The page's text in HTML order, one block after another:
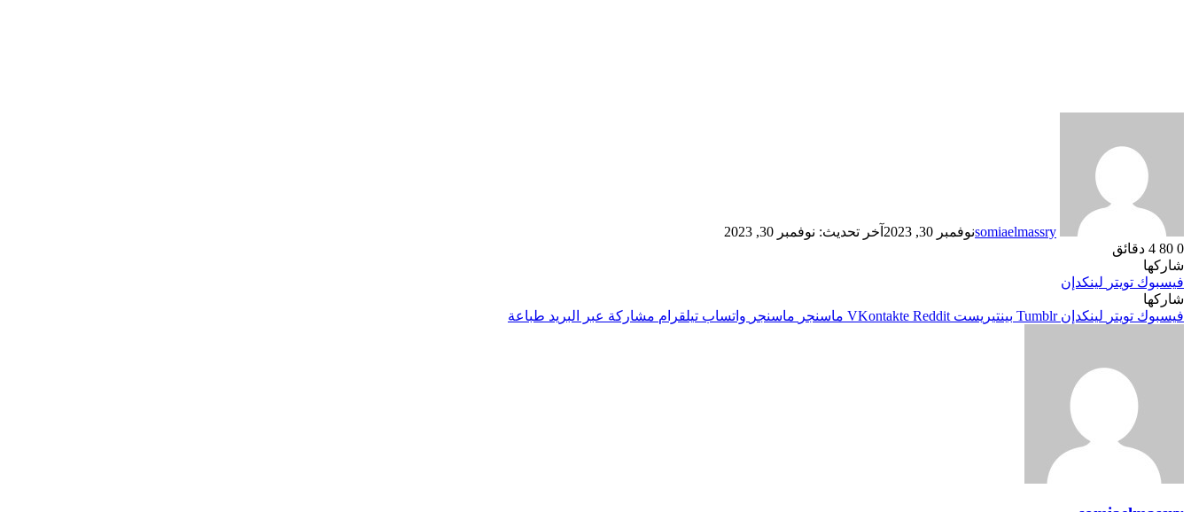
somiaelmassryنوفمبر 30, 2023
آخر تحديث: نوفمبر 30, 2023
0
4 دقائق
شاركها
فيسبوك تويتر لينكدإن
شاركها
فيسبوك تويتر لينكدإن بينتيريست ماسنجر ماسنجر واتساب تيلقرام مشاركة عبر البريد طباعة